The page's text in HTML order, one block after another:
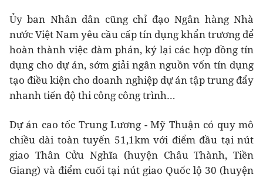
Ủy ban Nhân dân cũng chỉ đạo Ngân hàng Nhà
nước Việt Nam yêu cầu cấp tín dụng khẩn trương để
hoàn thành việc đàm phán, ký lại các hợp đồng tín
dụng cho dự án, sớm giải ngân nguồn vốn tín dụng
tạo điều kiện cho doanh nghiệp dự án tập trung đẩy
nhanh tiến độ thi công công trình…
Dự án cao tốc Trung Lương - Mỹ Thuận có quy mô
chiều dài toàn tuyến 51,1km với điểm đầu tại nút
giao Thân Cửu Nghĩa (huyện Châu Thành, Tiền
Giang) và điểm cuối tại nút giao Quốc lộ 30 (huyện